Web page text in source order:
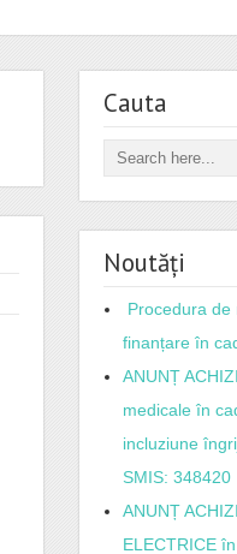
Cauta
Noutăți
Procedura de
finanțare în
ANUNȚ
medicale în
incluziune
SMIS: 348420
ANUNȚ
ELECTRICE